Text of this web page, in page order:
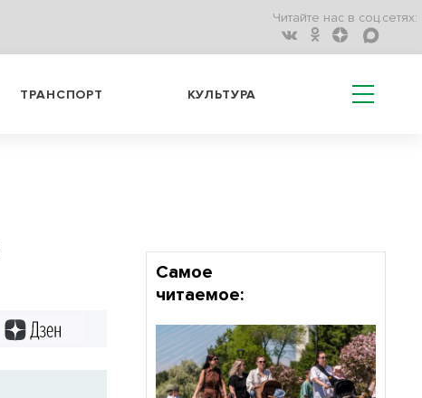
Читайте нас в соц.сетях:
ТРАНСПОРТ КУЛЬТУРА
Самое
читаемое: